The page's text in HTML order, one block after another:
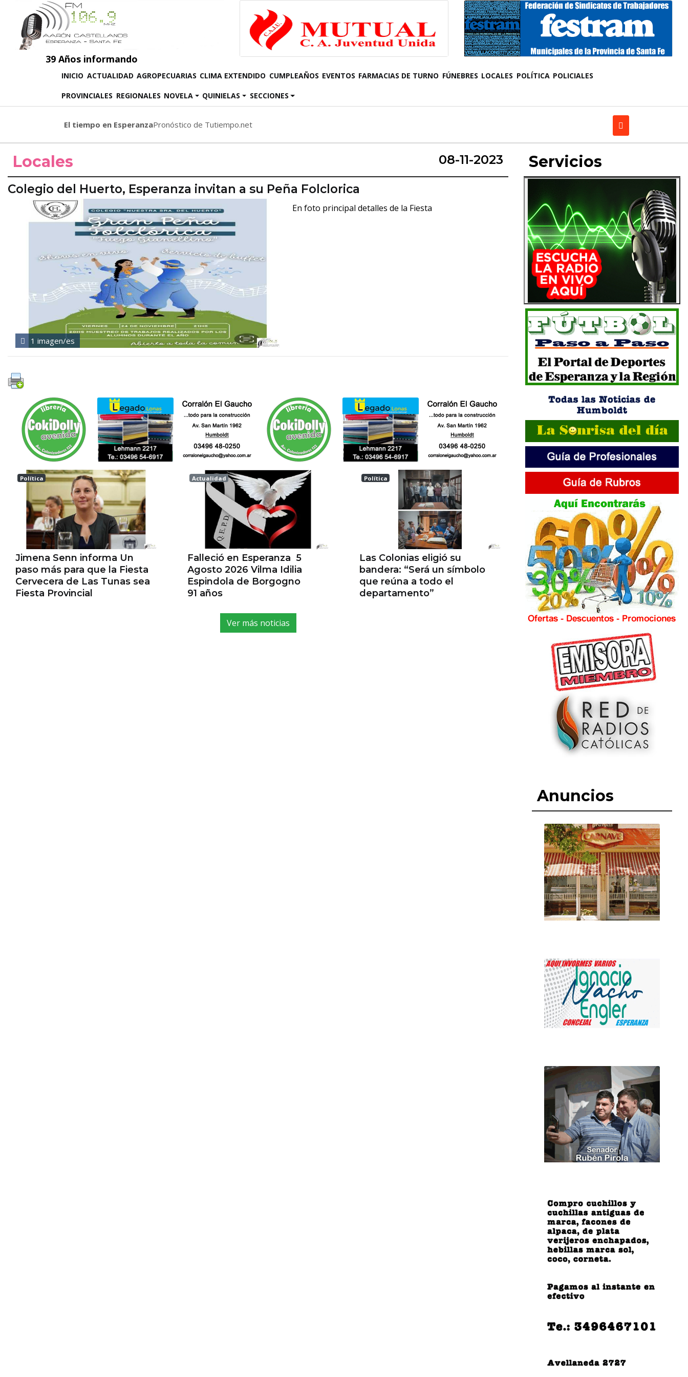
39 Años informando
INICIO (CURRENT)
ACTUALIDAD AGROPECUARIAS CLIMA EXTENDIDO CUMPLEAÑOS EVENTOS FARMACIAS DE TURNO FÚNEBRES LOCALES POLÍTICA POLICIALES
PROVINCIALES REGIONALES NOVELA QUINIELAS SECCIONES
El tiempo en EsperanzaPronóstico de Tutiempo.net
Locales 08-11-2023
Colegio del Huerto, Esperanza invitan a su Peña Folclorica
1 imagen/es
En foto principal detalles de la Fiesta
Política
Jimena Senn informa Un
paso más para que la Fiesta
Cervecera de Las Tunas sea
Fiesta Provincial
Actualidad
Esperanza
Falleció en Esperanza 5
Agosto 2026 Vilma Idilia
Espindola de Borgogno
91 años
Política
Las Colonias
Las Colonias eligió su
bandera: “Será un símbolo
que reúna a todo el
departamento”
Ver más noticias
Servicios
Anuncios